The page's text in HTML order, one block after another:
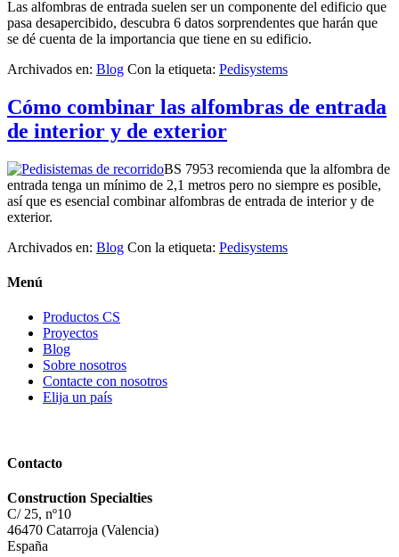
Las alfombras de entrada suelen ser un componente del edificio que
pasa desapercibido, descubra 6 datos sorprendentes que harán que
se dé cuenta de la importancia que tiene en su edificio.
Archivados en: Blog Con la etiqueta: Pedisystems
Cómo combinar las alfombras de entrada
de interior y de exterior
BS 7953 recomienda que la alfombra de
entrada tenga un mínimo de 2,1 metros pero no siempre es posible,
así que es esencial combinar alfombras de entrada de interior y de
exterior.
Archivados en: Blog Con la etiqueta: Pedisystems
Menú
Productos CS
Proyectos
Blog
Sobre nosotros
Contacte con nosotros
Elija un país
Contacto
Construction Specialties
C/ 25, nº10
46470 Catarroja (Valencia)
España